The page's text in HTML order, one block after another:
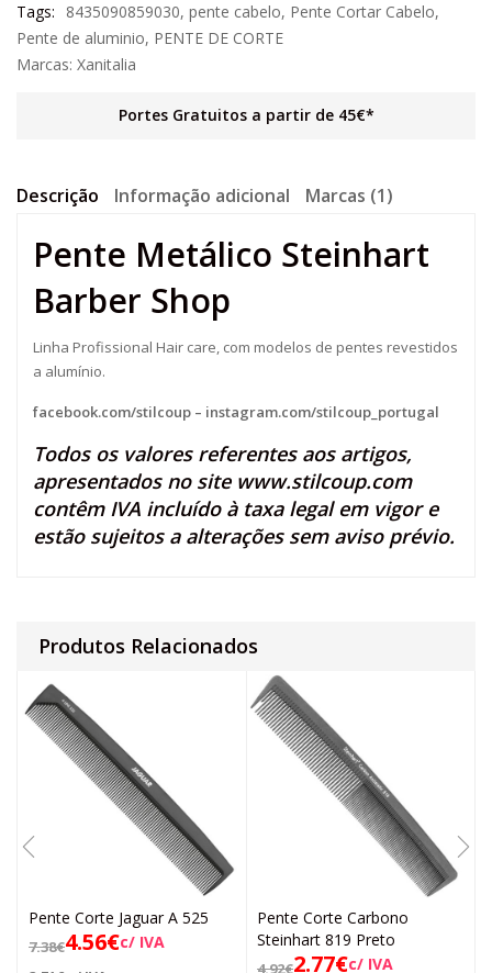
Tags:
8435090859030, pente cabelo, Pente Cortar Cabelo,
Pente de aluminio, PENTE DE CORTE
Marcas: Xanitalia
Portes Gratuitos a partir de 45€*
Descrição Informação adicional Marcas (1)
Pente Metálico Steinhart
Barber Shop
Linha Profissional Hair care, com modelos de pentes revestidos
a alumínio.
facebook.com/stilcoup – instagram.com/stilcoup_portugal
Todos os valores referentes aos artigos,
apresentados no site www.stilcoup.com
contêm IVA incluído à taxa legal em vigor e
estão sujeitos a alterações sem aviso prévio.
Produtos Relacionados
Pente Corte Jaguar A 525
7.38€4.56€c/ IVA
Pente Corte Carbono
Steinhart 819 Preto
4.92€2.77€c/ IVA